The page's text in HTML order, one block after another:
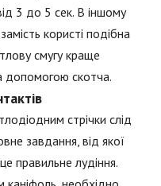
3 до 5 сек. В іншому
користі подібна
смугу краще
допомогою скотча.
стрічки слід
завдання, від якої
правильне лудіння.